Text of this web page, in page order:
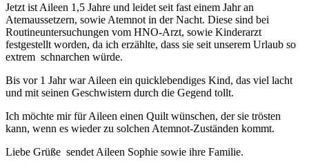
Jetzt ist Aileen 1,5 Jahre und leidet seit fast einem Jahr an
Atemaussetzern, sowie Atemnot in der Nacht. Diese sind bei
Routineuntersuchungen vom HNO-Arzt, sowie Kinderarzt
festgestellt worden, da ich erzählte, dass sie seit unserem Urlaub so
extrem schnarchen würde.
Bis vor 1 Jahr war Aileen ein quicklebendiges Kind, das viel lacht
und mit seinen Geschwistern durch die Gegend tollt.
Ich möchte mir für Aileen einen Quilt wünschen, der sie trösten
kann, wenn es wieder zu solchen Atemnot-Zuständen kommt.
Liebe Grüße sendet Aileen Sophie sowie ihre Familie.